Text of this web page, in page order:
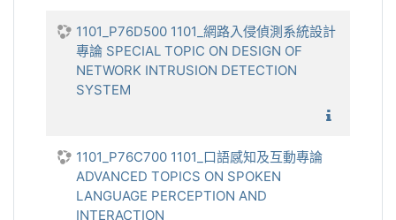
1101_P76D500 1101_網路入侵偵測系統設計
專論 SPECIAL TOPIC ON DESIGN OF
NETWORK INTRUSION DETECTION
SYSTEM
1101_P76C700 1101_口語感知及互動專論
ADVANCED TOPICS ON SPOKEN
LANGUAGE PERCEPTION AND
INTERACTION